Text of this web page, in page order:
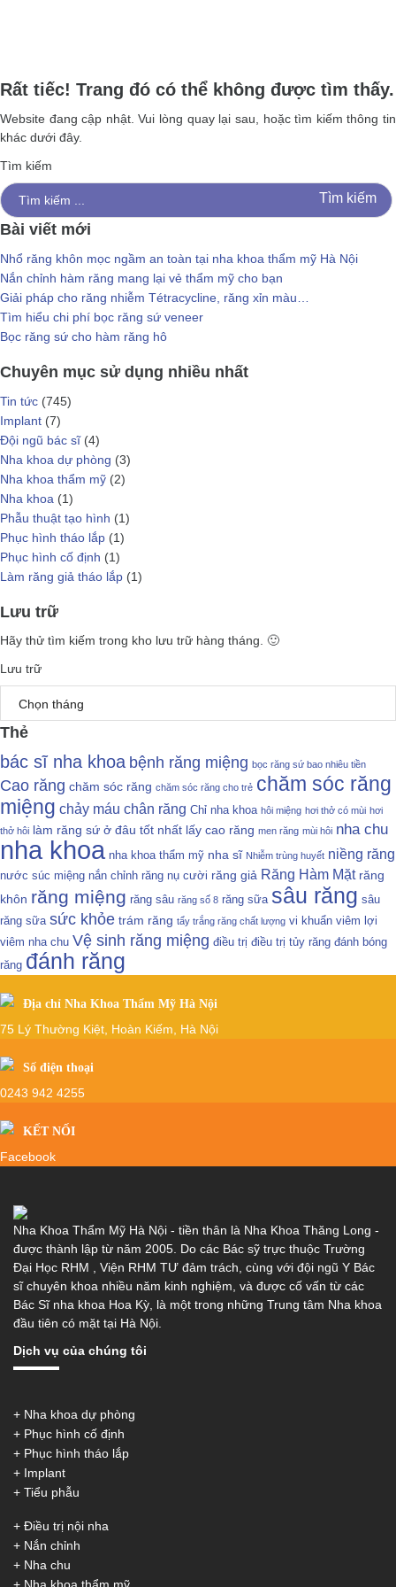
Rất tiếc! Trang đó có thể không được tìm thấy.
Website đang cập nhật. Vui lòng quay lại sau, hoặc tìm kiếm thông tin
khác dưới đây.
Tìm kiếm
Bài viết mới
Nhổ răng khôn mọc ngầm an toàn tại nha khoa thẩm mỹ Hà Nội
Nắn chỉnh hàm răng mang lại vẻ thẩm mỹ cho bạn
Giải pháp cho răng nhiễm Tétracycline, răng xỉn màu…
Tìm hiểu chi phí bọc răng sứ veneer
Bọc răng sứ cho hàm răng hô
Chuyên mục sử dụng nhiều nhất
Tin tức (745)
Implant (7)
Đội ngũ bác sĩ(4)
Nha khoa dự phòng (3)
Nha khoa thẩm mỹ (2)
Nha khoa (1)
Phẫu thuật tạo hình (1)
Phục hình tháo lắp (1)
Phục hình cố định (1)
Làm răng giả tháo lắp (1)
Lưu trữ
Hãy thử tìm kiếm trong kho lưu trữ hàng tháng. 🙂
Lưu trữ
Thẻ
bác sĩ nha khoa bệnh răng miệng bọc răng sứ bao nhiêu tiền
Cao răng chăm sóc răng chăm sóc răng cho trẻ chăm sóc răng
miệng chảy máu chân răng Chỉ nha khoa hôi miệng hơi thở có mùi hơi
thở hôi làm răng sứ ở đâu tốt nhất lấy cao răng men răng mùi hôi nha chu
nha khoa nha khoa thẩm mỹ nha sĩ Nhiễm trùng huyết niềng răng
nước súc miệng nắn chỉnh răng nụ cười răng giả Răng Hàm Mặt răng
khôn răng miệng răng sâu răng số 8 răng sữa sâu răng sâu
răng sữa sức khỏe trám răng tẩy trắng răng chất lượng vi khuẩn viêm lợi
viêm nha chu Vệ sinh răng miệng điều trị điều trị tủy răng đánh bóng
răng đánh răng
Địa chỉ Nha Khoa Thẩm Mỹ Hà Nội
75 Lý Thường Kiệt, Hoàn Kiếm, Hà Nội
Số điện thoại
0243 942 4255
KẾT NỐI
Facebook
Nha Khoa Thẩm Mỹ Hà Nội - tiền thân là Nha Khoa Thăng Long -
được thành lập từ năm 2005. Do các Bác sỹ trực thuộc Trường
Đại Học RHM , Viện RHM TƯ đảm trách, cùng với đội ngũ Y Bác
sĩ chuyên khoa nhiều năm kinh nghiệm, và được cố vấn từ các
Bác Sĩ nha khoa Hoa Kỳ, là một trong những Trung tâm Nha khoa
đầu tiên có mặt tại Hà Nội.
Dịch vụ của chúng tôi
+ Nha khoa dự phòng
+ Phục hình cố định
+ Phục hình tháo lắp
+ Implant
+ Tiểu phẫu
+ Điều trị nội nha
+ Nắn chỉnh
+ Nha chu